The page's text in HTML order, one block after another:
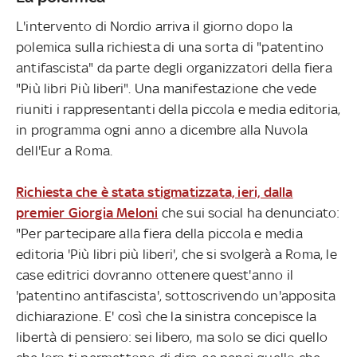
L'intervento di Nordio arriva il giorno dopo la
polemica sulla richiesta di una sorta di "patentino
antifascista" da parte degli organizzatori della fiera
"Più libri Più liberi". Una manifestazione che vede
riuniti i rappresentanti della piccola e media editoria,
in programma ogni anno a dicembre alla Nuvola
dell'Eur a Roma.
Richiesta che è stata stigmatizzata, ieri, dalla
premier Giorgia Meloni che sui social ha denunciato:
"Per partecipare alla fiera della piccola e media
editoria 'Più libri più liberi', che si svolgerà a Roma, le
case editrici dovranno ottenere quest'anno il
'patentino antifascista', sottoscrivendo un'apposita
dichiarazione. E' così che la sinistra concepisce la
libertà di pensiero: sei libero, ma solo se dici quello